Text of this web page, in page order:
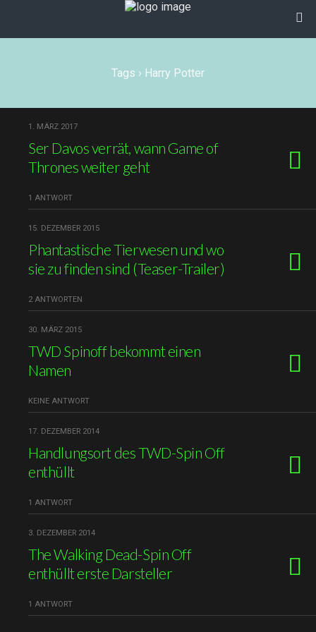
Tags › Harry Potter
1. MÄRZ 2017
Ser Davos verrät, wann Game of
Thrones weiter geht
1 ANTWORT
15. DEZEMBER 2015
Phantastische Tierwesen und wo
sie zu finden sind (Teaser-Trailer)
2 ANTWORTEN
30. MÄRZ 2015
TWD Spinoff bekommt einen
Namen
KEINE ANTWORT
17. DEZEMBER 2014
Handlungsort des TWD-Spin Off
enthüllt
1 ANTWORT
3. DEZEMBER 2014
The Walking Dead-Spin Off
enthüllt erste Darsteller
1 ANTWORT